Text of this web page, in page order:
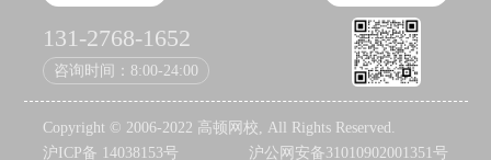
131-2768-1652
咨询时间：8:00-24:00
Copyright © 2006-2022 高顿网校, All Rights Reserved.
沪ICP备 14038153号
沪公网安备31010902001351号